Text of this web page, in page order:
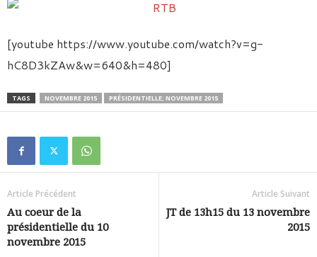
[youtube https://www.youtube.com/watch?v=g-
hC8D3kZAw&w=640&h=480]
TAGS NOVEMBRE 2015 PRÉSIDENTIELLE; NOVEMBRE 2015
Article Précédent
Au coeur de la
présidentielle du 10
novembre 2015
Article Suivant
JT de 13h15 du 13 novembre
2015